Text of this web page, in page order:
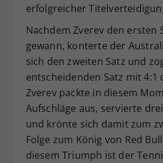
erfolgreicher
Nachdem Zverev den ersten
gewann, konterte der
sich den zweiten Satz und
entscheidenden Satz mit 4:1
Zverev packte in diesem
Aufschläge aus, servierte
und krönte sich damit zum
Folge zum König von Red
diesem Triumph ist der